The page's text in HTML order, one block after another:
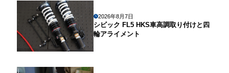
2026年8月7日
シビック FL5 HKS車高調取り付けと四
輪アライメント